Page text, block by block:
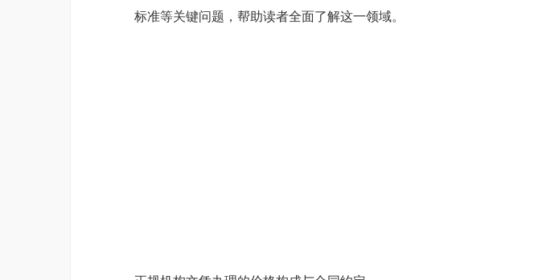
标准等关键问题，帮助读者全面了解这一领域。